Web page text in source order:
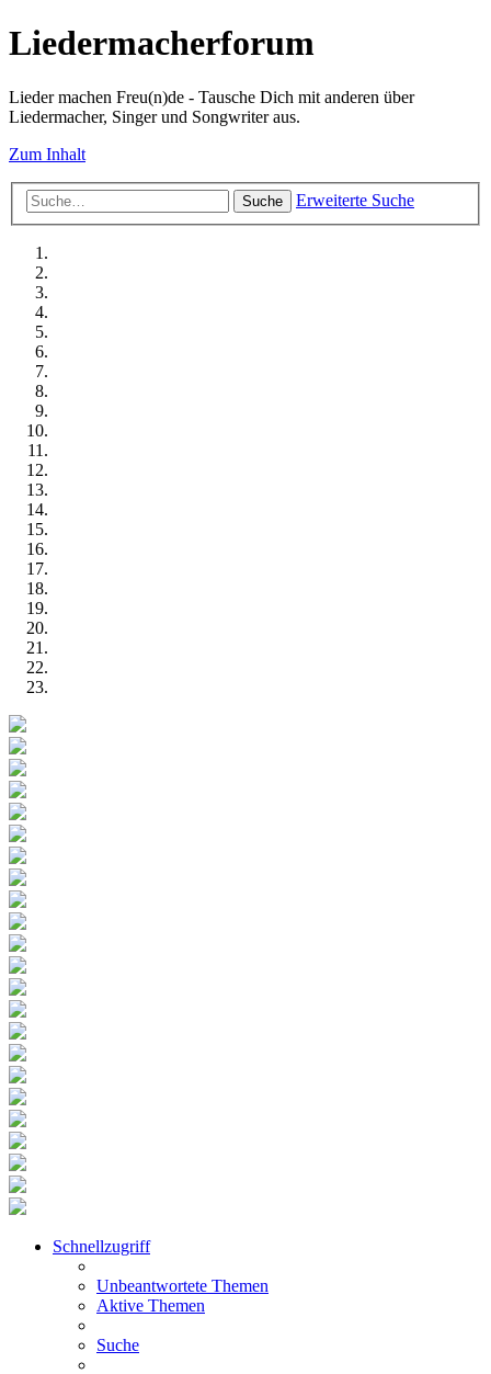
Liedermacherforum
Lieder machen Freu(n)de - Tausche Dich mit anderen über
Liedermacher, Singer und Songwriter aus.
Zum Inhalt
Suche Erweiterte Suche
Schnellzugriff
Unbeantwortete Themen
Aktive Themen
Suche